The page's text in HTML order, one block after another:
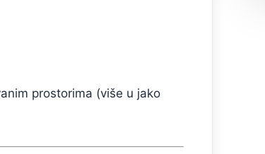
prostorima (više u jako